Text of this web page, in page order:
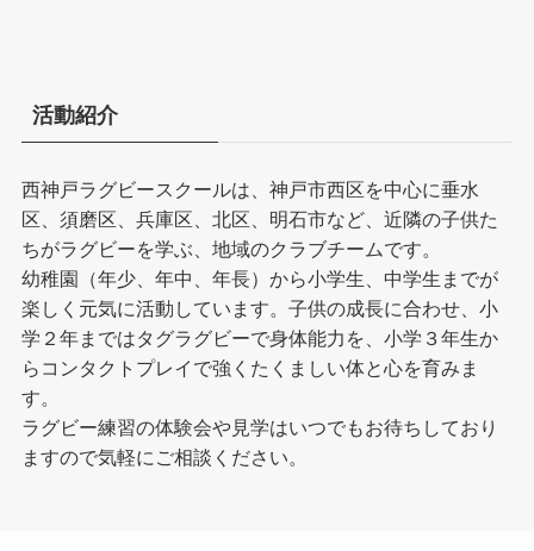
活動紹介
西神戸ラグビースクールは、神戸市西区を中心に垂水
区、須磨区、兵庫区、北区、明石市など、近隣の子供た
ちがラグビーを学ぶ、地域のクラブチームです。
幼稚園（年少、年中、年長）から小学生、中学生までが
楽しく元気に活動しています。子供の成長に合わせ、小
学２年まではタグラグビーで身体能力を、小学３年生か
らコンタクトプレイで強くたくましい体と心を育みま
す。
ラグビー練習の体験会や見学はいつでもお待ちしており
ますので気軽にご相談ください。